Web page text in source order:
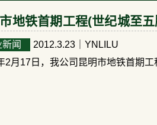
地铁首期工程(世纪城至
闻 2012.3.23 ｜YNLILU
2月17日，我公司昆明市地铁首期